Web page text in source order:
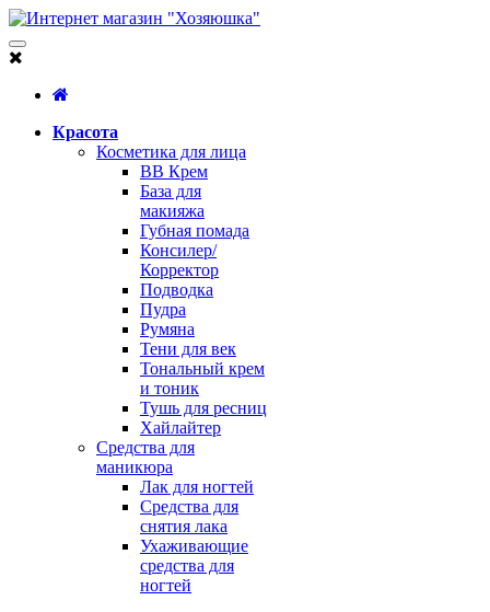
Красота
Косметика для лица
BB Крем
База для
макияжа
Губная помада
Консилер/
Корректор
Подводка
Пудра
Румяна
Тени для век
Тональный крем
и тоник
Тушь для ресниц
Хайлайтер
Средства для
маникюра
Лак для ногтей
Средства для
снятия лака
Ухаживающие
средства для
ногтей